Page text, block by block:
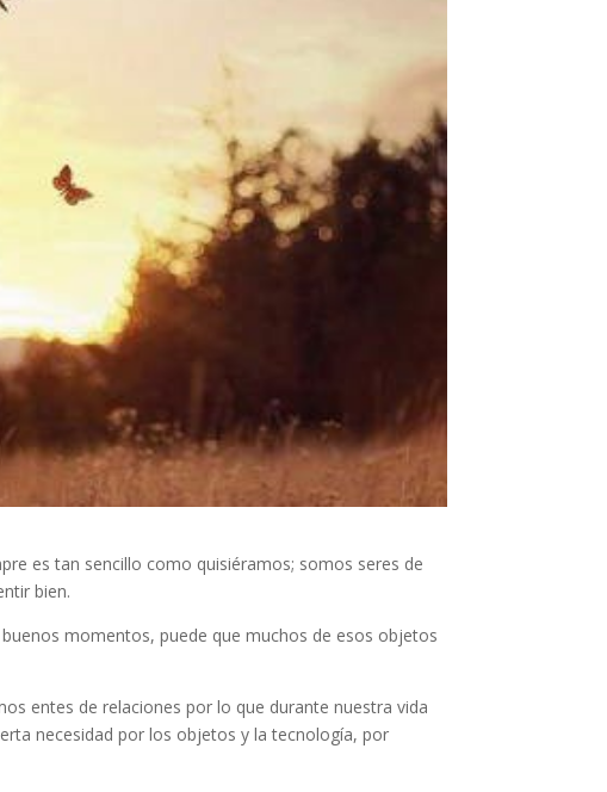
es tan sencillo como quisiéramos; somos seres de
bien.
momentos, puede que muchos de esos objetos
entes de relaciones por lo que durante nuestra vida
necesidad por los objetos y la tecnología, por